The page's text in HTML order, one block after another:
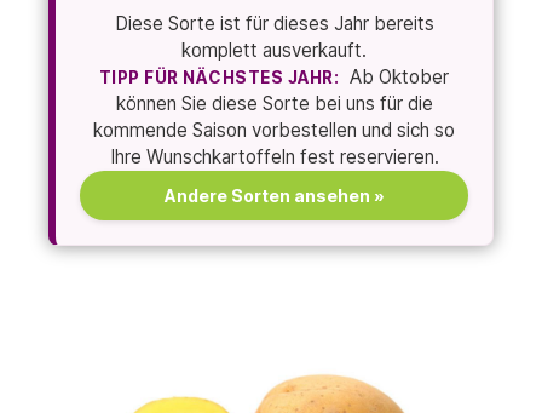
Diese Sorte ist für dieses Jahr bereits
komplett ausverkauft.
TIPP FÜR NÄCHSTES JAHR:
Ab Oktober
können Sie diese Sorte bei uns für die
kommende Saison vorbestellen und sich so
Ihre Wunschkartoffeln fest reservieren.
Andere Sorten ansehen »